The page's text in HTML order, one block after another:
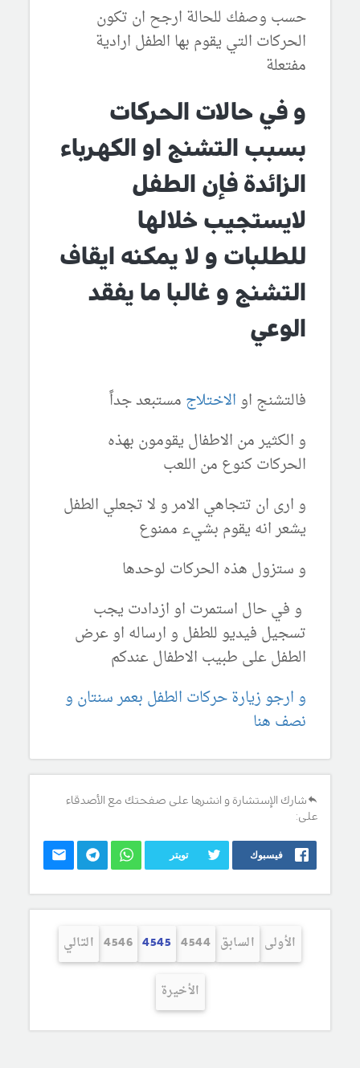
حسب وصفك للحالة ارجح ان تكون
الحركات التي يقوم بها الطفل ارادية
مفتعلة
و في حالات الحركات
بسبب التشنج او الكهرباء
الزائدة فإن الطفل
لايستجيب خلالها
للطلبات و لا يمكنه ايقاف
التشنج و غالبا ما يفقد
الوعي
فالتشنج او الاختلاج مستبعد جداً
و الكثير من الاطفال يقومون بهذه
الحركات كنوع من اللعب
و ارى ان تتجاهي الامر و لا تجعلي الطفل
يشعر انه يقوم بشيء ممنوع
و ستزول هذه الحركات لوحدها
و في حال استمرت او ازدادت يجب
تسجيل فيديو للطفل و ارساله او عرض
الطفل على طبيب الاطفال عندكم
و ارجو زيارة حركات الطفل بعمر سنتان و
نصف هنا
شارك الإستشارة و انشرها على صفحتك مع الأصدقاء
على:
فيسبوك تويتر
الأولى السابق 4544
4545
4546 التالي
الأخيرة